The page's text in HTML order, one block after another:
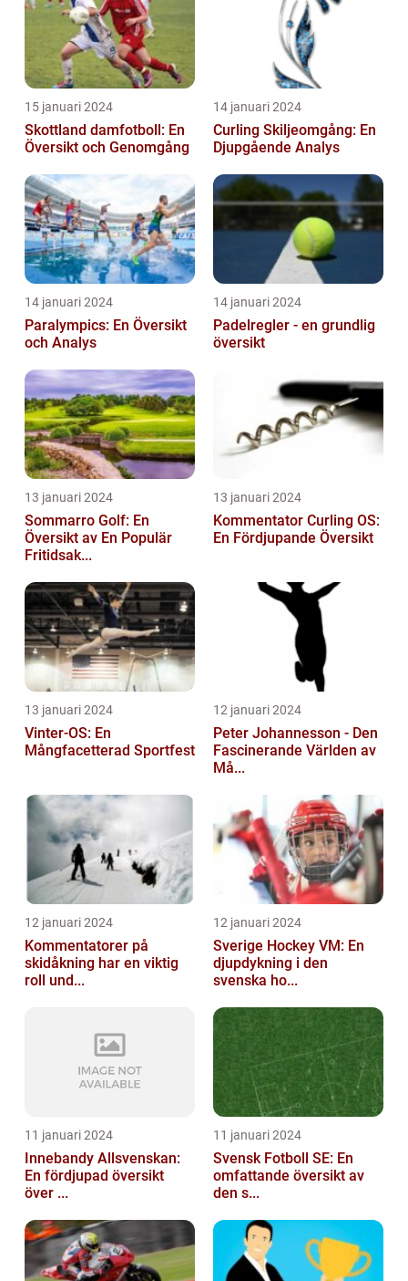
15 januari 2024
Skottland damfotboll: En
Översikt och Genomgång
14 januari 2024
Curling Skiljeomgång: En
Djupgående Analys
14 januari 2024
Paralympics: En Översikt
och Analys
14 januari 2024
Padelregler - en grundlig
översikt
13 januari 2024
Sommarro Golf: En
Översikt av En Populär
Fritidsak...
13 januari 2024
Kommentator Curling OS:
En Fördjupande Översikt
13 januari 2024
Vinter-OS: En
Mångfacetterad Sportfest
12 januari 2024
Peter Johannesson - Den
Fascinerande Världen av
Må...
12 januari 2024
Kommentatorer på
skidåkning har en viktig
roll und...
12 januari 2024
Sverige Hockey VM: En
djupdykning i den
svenska ho...
11 januari 2024
Innebandy Allsvenskan:
En fördjupad översikt
över ...
11 januari 2024
Svensk Fotboll SE: En
omfattande översikt av
den s...